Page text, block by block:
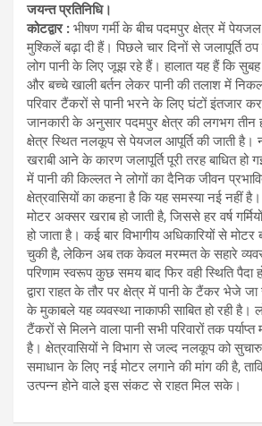
जयन्त प्रतिनिधि।
कोटद्वार : भीषण गर्मी के बीच पदमपुर क्षेत्र में
मुश्किलें बढ़ा दी हैं। पिछले चार दिनों से जलापूर्ति
लोग पानी के लिए जूझ रहे हैं। हालात यह हैं कि सुबह
और बच्चे खाली बर्तन लेकर पानी की तलाश में
परिवार टैंकरों से पानी भरने के लिए घंटों इंतजार
जानकारी के अनुसार पदमपुर क्षेत्र की लगभग तीन
क्षेत्र स्थित नलकूप से पेयजल आपूर्ति की जाती
खराबी आने के कारण जलापूर्ति पूरी तरह बाधित हो
में पानी की किल्लत ने लोगों का दैनिक जीवन
क्षेत्रवासियों का कहना है कि यह समस्या नई नहीं
मोटर अक्सर खराब हो जाती है, जिससे हर वर्ष
हो जाता है। कई बार विभागीय अधिकारियों से
चुकी है, लेकिन अब तक केवल मरम्मत के सहारे
परिणाम स्वरूप कुछ समय बाद फिर वही स्थिति
द्वारा राहत के तौर पर क्षेत्र में पानी के टैंकर भेजे
के मुकाबले यह व्यवस्था नाकाफी साबित हो रही है।
टैंकरों से मिलने वाला पानी सभी परिवारों तक पर्याप्त
है। क्षेत्रवासियों ने विभाग से जल्द नलकूप को
समाधान के लिए नई मोटर लगाने की मांग की है,
उत्पन्न होने वाले इस संकट से राहत मिल सके।